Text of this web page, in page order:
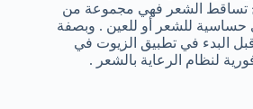
تساقط الشعر فهي مجموعة من
حساسية للشعر أو للعين . وبصفة
البدء في تطبيق الزيوت في
لنظام الرعاية بالشعر .